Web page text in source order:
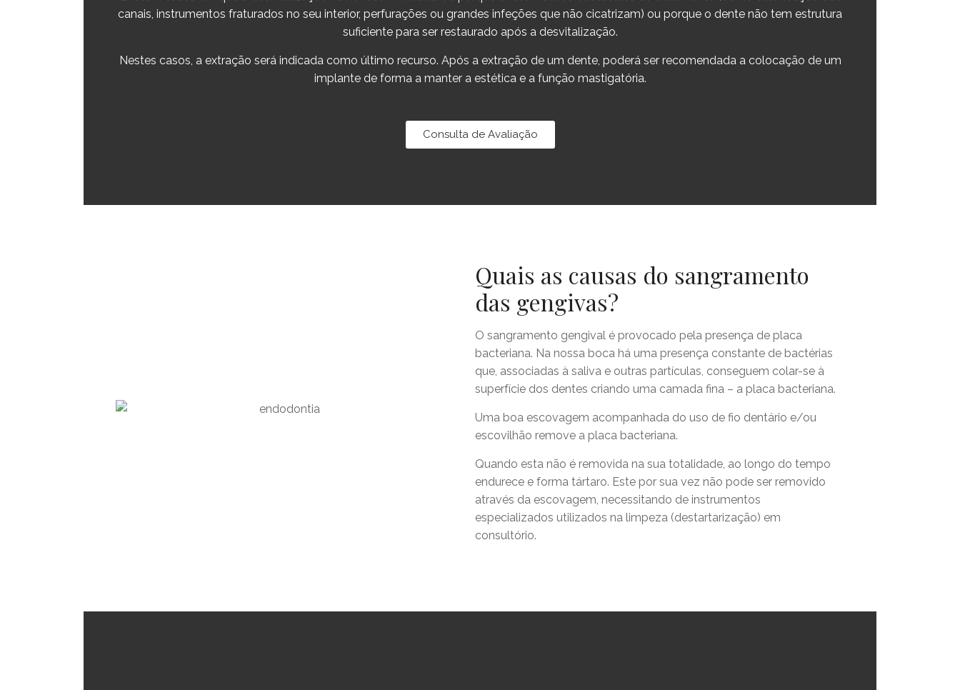
canais, instrumentos fraturados no seu interior, perfurações ou grandes infeções que não cicatrizam) ou porque o dente não tem estrutura
suficiente para ser restaurado após a desvitalização.
Nestes casos, a extração será indicada como último recurso. Após a extração de um dente, poderá ser recomendada a colocação de um
implante de forma a manter a estética e a função mastigatória.
Consulta de Avaliação
Quais as causas do sangramento
das gengivas?
O sangramento gengival é provocado pela presença de placa
bacteriana. Na nossa boca há uma presença constante de bactérias
que, associadas à saliva e outras partículas, conseguem colar-se à
superfície dos dentes criando uma camada fina – a placa bacteriana.
Uma boa escovagem acompanhada do uso de fio dentário e/ou
escovilhão remove a placa bacteriana.
Quando esta não é removida na sua totalidade, ao longo do tempo
endurece e forma tártaro. Este por sua vez não pode ser removido
através da escovagem, necessitando de instrumentos
especializados utilizados na limpeza (destartarização) em
consultório.